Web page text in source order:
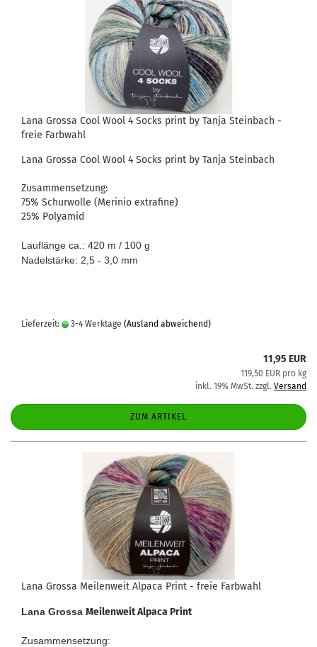
Lana Grossa Cool Wool 4 Socks print by Tanja Steinbach -
freie Farbwahl
Lana Grossa Cool Wool 4 Socks print by Tanja Steinbach
Zusammensetzung:
75% Schurwolle (Merinio extrafine)
25% Polyamid
Lauflänge ca.: 420 m / 100 g
Nadelstärke: 2,5 - 3,0 mm
Lieferzeit: 3-4 Werktage (Ausland abweichend)
11,95 EUR
119,50 EUR pro kg
inkl. 19% MwSt. zzgl. Versand
ZUM ARTIKEL
Lana Grossa Meilenweit Alpaca Print - freie Farbwahl
Lana Grossa Meilenweit Alpaca Print
Zusammensetzung: